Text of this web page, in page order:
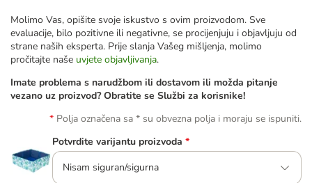
Molimo Vas, opišite svoje iskustvo s ovim proizvodom. Sve
evaluacije, bilo pozitivne ili negativne, se procijenjuju i objavljuju od
strane naših eksperta. Prije slanja Vašeg mišljenja, molimo
pročitajte naše uvjete objavljivanja.
Imate problema s narudžbom ili dostavom ili možda pitanje
vezano uz proizvod? Obratite se Službi za korisnike!
Polja označena sa * su obvezna polja i moraju se ispuniti.
Potvrdite varijantu proizvoda *
Nisam siguran/sigurna